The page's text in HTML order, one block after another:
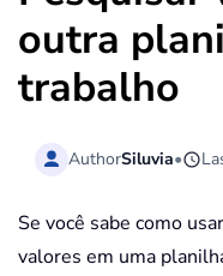
outra
trabalho
AuthorSiluvia•
Se você sabe como
valores em uma